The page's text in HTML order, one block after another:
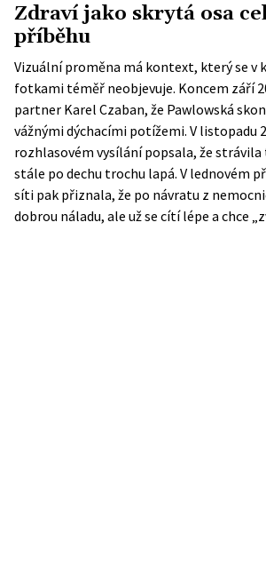
Zdraví jako skrytá osa
příběhu
Vizuální proměna má kontext, který se v
fotkami téměř neobjevuje. Koncem září
partner Karel Czaban, že Pawlowská
vážnými dýchacími potížemi. V listopadu
rozhlasovém vysílání popsala, že strávila
stále po dechu trochu lapá. V lednovém
síti pak přiznala, že po návratu z
dobrou náladu, ale už se cítí lépe a chce